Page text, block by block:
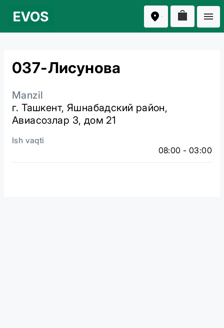
037-Лисунова
Manzil
г. Ташкент, Яшнабадский район,
Авиасозлар 3, дом 21
Ish vaqti
08:00 - 03:00